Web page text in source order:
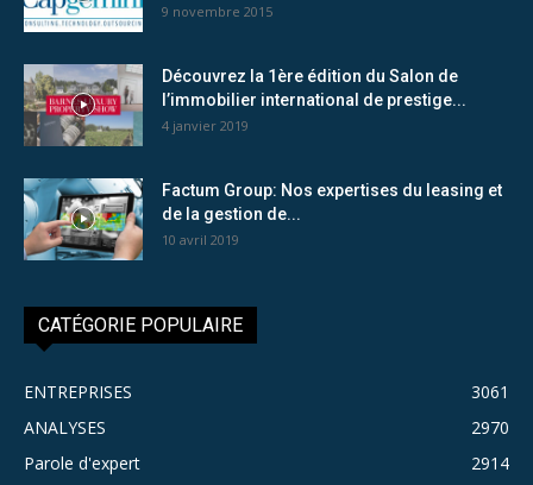
9 novembre 2015
Découvrez la 1ère édition du Salon de
l’immobilier international de prestige...
4 janvier 2019
Factum Group: Nos expertises du leasing et
de la gestion de...
10 avril 2019
CATÉGORIE POPULAIRE
ENTREPRISES
3061
ANALYSES
2970
Parole d'expert
2914